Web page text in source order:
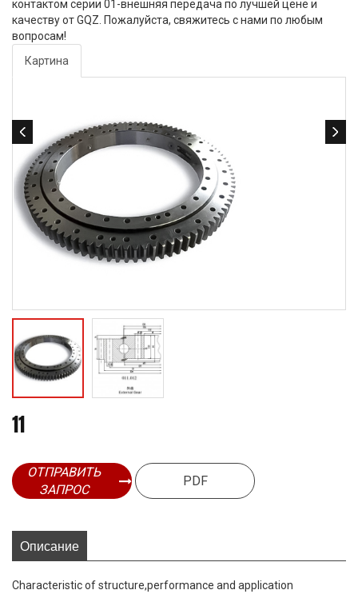
контактом серии 01-внешняя передача по лучшей цене и
качеству от GQZ. Пожалуйста, свяжитесь с нами по любым
вопросам!
Картина
11
ОТПРАВИТЬ
ЗАПРОС
PDF
Описание
Characteristic of structure,performance and application